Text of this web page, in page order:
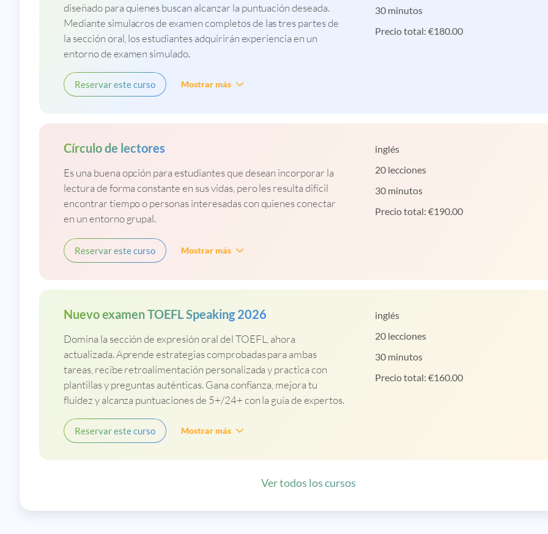
diseñado para quienes buscan alcanzar la puntuación deseada.
Mediante simulacros de examen completos de las tres partes de
la sección oral, los estudiantes adquirirán experiencia en un
entorno de examen simulado.
30 minutos
Precio total: €180.00
Reservar este curso Mostrar más
Círculo de lectores
Es una buena opción para estudiantes que desean incorporar la
lectura de forma constante en sus vidas, pero les resulta difícil
encontrar tiempo o personas interesadas con quienes conectar
en un entorno grupal.
inglés
20 lecciones
30 minutos
Precio total: €190.00
Reservar este curso Mostrar más
Nuevo examen TOEFL Speaking 2026
Domina la sección de expresión oral del TOEFL, ahora
actualizada. Aprende estrategias comprobadas para ambas
tareas, recibe retroalimentación personalizada y practica con
plantillas y preguntas auténticas. Gana confianza, mejora tu
fluidez y alcanza puntuaciones de 5+/24+ con la guía de expertos.
inglés
20 lecciones
30 minutos
Precio total: €160.00
Reservar este curso Mostrar más
Ver todos los cursos